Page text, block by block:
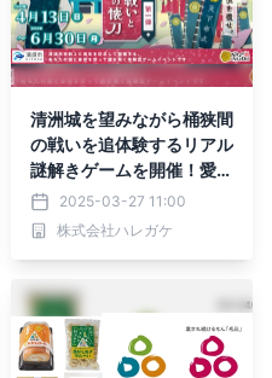
清洲城を望みながら桶狭間
の戦いを追体験するリアル
謎解きゲームを開催！愛知
県清須市で市制20周年を
記念した特別イベントの第
1弾
2025-03-27 11:00
株式会社ハレガケ